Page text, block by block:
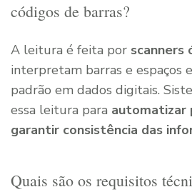
códigos de barras?
A leitura é feita por scanners
interpretam barras e espaços
padrão em dados digitais.
essa leitura para automatizar
garantir consistência das
Quais são os requisitos